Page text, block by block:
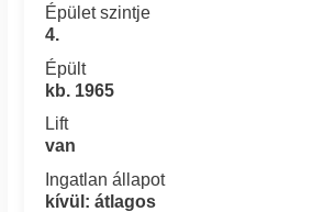
Épület szintje
4.
Épült
kb. 1965
Lift
van
Ingatlan állapot
kívül: átlagos